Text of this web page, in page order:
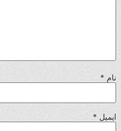
نام *
ایمیل *